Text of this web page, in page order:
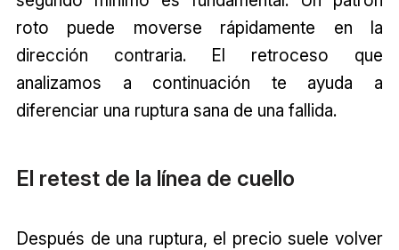
roto puede moverse rápidamente en la
dirección contraria. El retroceso que
analizamos a continuación te ayuda a
diferenciar una ruptura sana de una fallida.
El retest de la línea de cuello
Después de una ruptura, el precio suele volver